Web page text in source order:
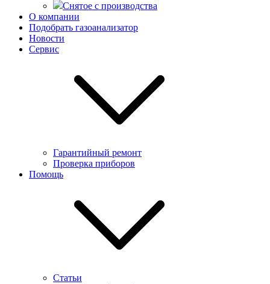
Снятое с производства
О компании
Подобрать газоанализатор
Новости
Сервис
Гарантийный ремонт
Проверка приборов
Помощь
Статьи